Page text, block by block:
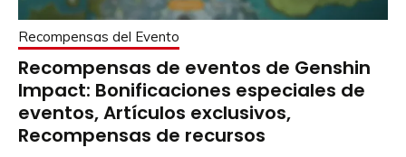
Recompensas del Evento
Recompensas de eventos de Genshin
Impact: Bonificaciones especiales de
eventos, Artículos exclusivos,
Recompensas de recursos